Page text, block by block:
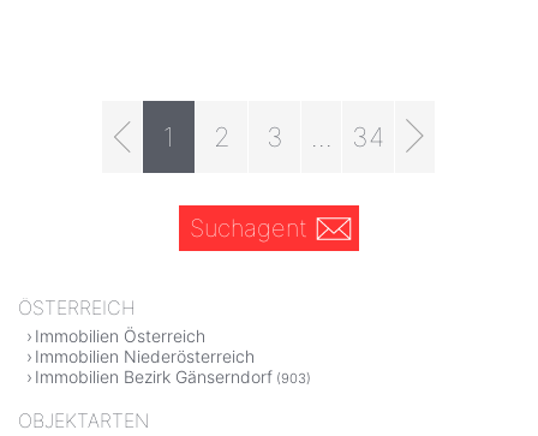
1 2 3 34
Suchagent
ÖSTERREICH
Immobilien Österreich
Immobilien Niederösterreich
Immobilien Bezirk Gänserndorf (903)
OBJEKTARTEN